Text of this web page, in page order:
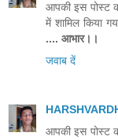
आपकी इस पोस्ट
में शामिल किया
.... आभार।।
जवाब दें
आपकी इस पोस्ट